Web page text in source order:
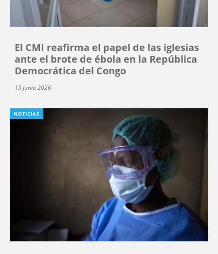
El CMI reafirma el papel de las iglesias
ante el brote de ébola en la República
Democrática del Congo
15 Junio 2026
NOTICIAS